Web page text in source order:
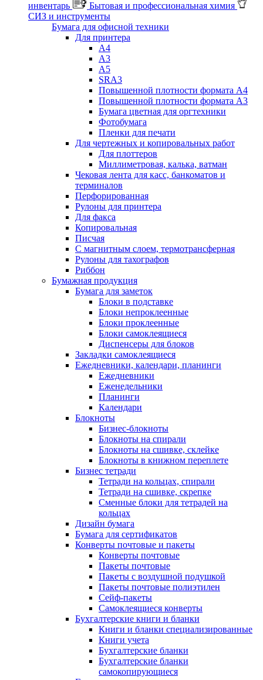
инвентарь
Бытовая и профессиональная химия
СИЗ и инструменты
Бумага для офисной техники
Для принтера
А4
А3
А5
SRA3
Повышенной плотности формата А4
Повышенной плотности формата А3
Бумага цветная для оргтехники
Фотобумага
Пленки для печати
Для чертежных и копировальных работ
Для плоттеров
Миллиметровая, калька, ватман
Чековая лента для касс, банкоматов и
терминалов
Перфорированная
Рулоны для принтера
Для факса
Копировальная
Писчая
С магнитным слоем, термотрансферная
Рулоны для тахографов
Риббон
Бумажная продукция
Бумага для заметок
Блоки в подставке
Блоки непроклеенные
Блоки проклеенные
Блоки самоклеящиеся
Диспенсеры для блоков
Закладки самоклеящиеся
Ежедневники, календари, планинги
Ежедневники
Еженедельники
Планинги
Календари
Блокноты
Бизнес-блокноты
Блокноты на спирали
Блокноты на сшивке, склейке
Блокноты в книжном переплете
Бизнес тетради
Тетради на кольцах, спирали
Тетради на сшивке, скрепке
Сменные блоки для тетрадей на
кольцах
Дизайн бумага
Бумага для сертификатов
Конверты почтовые и пакеты
Конверты почтовые
Пакеты почтовые
Пакеты с воздушной подушкой
Пакеты почтовые полиэтилен
Сейф-пакеты
Самоклеящиеся конверты
Бухгалтерские книги и бланки
Книги и бланки специализированные
Книги учета
Бухгалтерские бланки
Бухгалтерские бланки
самокопирующиеся